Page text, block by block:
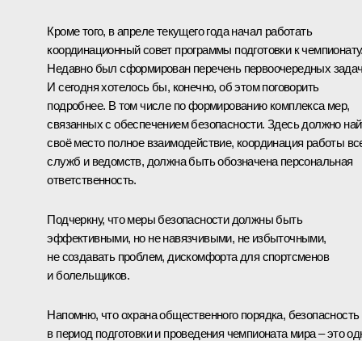
Кроме того, в апреле текущего года начал работать
координационный совет программы подготовки к
Недавно был сформирован перечень первоочередных
И сегодня хотелось бы, конечно, об этом поговорить
подробнее. В том числе по формированию комплекса мер,
связанных с обеспечением безопасности. Здесь должно
своё место полное взаимодействие, координация работы
служб и ведомств, должна быть обозначена персональная
ответственность.
Подчеркну, что меры безопасности должны быть
эффективными, но не навязчивыми, не избыточными,
не создавать проблем, дискомфорта для спортсменов
и болельщиков.
Напомню, что охрана общественного порядка, безопасность
в период подготовки и проведения чемпионата мира – это